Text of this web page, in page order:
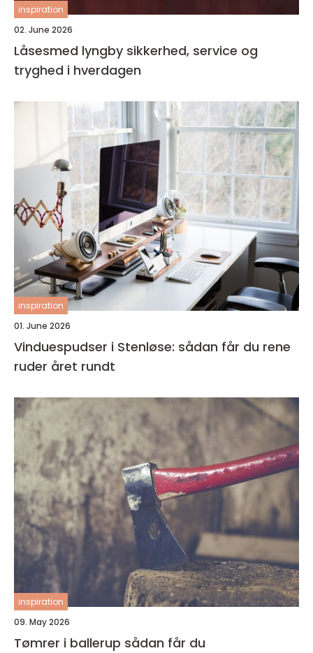
inspiration
02. June 2026
Låsesmed lyngby sikkerhed, service og
tryghed i hverdagen
inspiration
01. June 2026
Vinduespudser i Stenløse: sådan får du rene
ruder året rundt
inspiration
09. May 2026
Tømrer i ballerup sådan får du